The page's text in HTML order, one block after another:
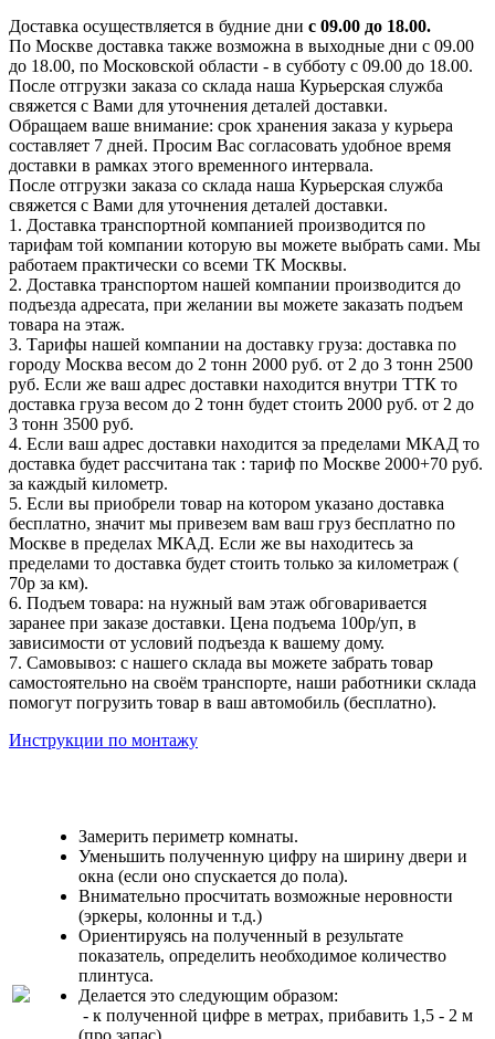
Доставка осуществляется в будние дни с 09.00 до 18.00.
По Москве доставка также возможна в выходные дни с 09.00
до 18.00, по Московской области - в субботу с 09.00 до 18.00.
После отгрузки заказа со склада наша Курьерская служба
свяжется с Вами для уточнения деталей доставки.
Обращаем ваше внимание: срок хранения заказа у курьера
составляет 7 дней. Просим Вас согласовать удобное время
доставки в рамках этого временного интервала.
После отгрузки заказа со склада наша Курьерская служба
свяжется с Вами для уточнения деталей доставки.
1. Доставка транспортной компанией производится по
тарифам той компании которую вы можете выбрать сами. Мы
работаем практически со всеми ТК Москвы.
2. Доставка транспортом нашей компании производится до
подъезда адресата, при желании вы можете заказать подъем
товара на этаж.
3. Тарифы нашей компании на доставку груза: доставка по
городу Москва весом до 2 тонн 2000 руб. от 2 до 3 тонн 2500
руб. Если же ваш адрес доставки находится внутри ТТК то
доставка груза весом до 2 тонн будет стоить 2000 руб. от 2 до
3 тонн 3500 руб.
4. Если ваш адрес доставки находится за пределами МКАД то
доставка будет рассчитана так : тариф по Москве 2000+70 руб.
за каждый километр.
5. Если вы приобрели товар на котором указано доставка
бесплатно, значит мы привезем вам ваш груз бесплатно по
Москве в пределах МКАД. Если же вы находитесь за
пределами то доставка будет стоить только за километраж (
70р за км).
6. Подъем товара: на нужный вам этаж обговаривается
заранее при заказе доставки. Цена подъема 100р/уп, в
зависимости от условий подъезда к вашему дому.
7. Самовывоз: с нашего склада вы можете забрать товар
самостоятельно на своём транспорте, наши работники склада
помогут погрузить товар в ваш автомобиль (бесплатно).
Инструкции по монтажу
Замерить периметр комнаты.
Уменьшить полученную цифру на ширину двери и
окна (если оно спускается до пола).
Внимательно просчитать возможные неровности
(эркеры, колонны и т.д.)
Ориентируясь на полученный в результате
показатель, определить необходимое количество
плинтуса.
Делается это следующим образом:
- к полученной цифре в метрах, прибавить 1,5 - 2 м